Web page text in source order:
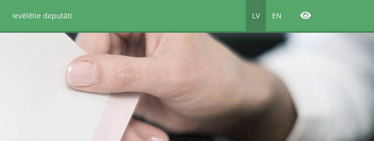
Ievēlētie deputāti LV EN